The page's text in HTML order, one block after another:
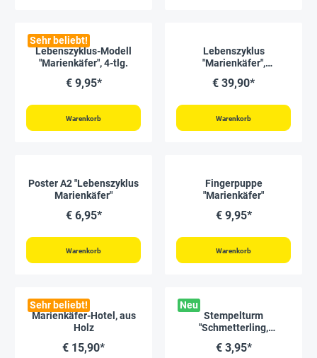
Sehr beliebt!
Lebenszyklus-Modell
"Marienkäfer", 4-tlg.
€ 9,95*
Warenkorb
Lebenszyklus
"Marienkäfer",
€ 39,90*
Warenkorb
Poster A2 "Lebenszyklus
Marienkäfer"
€ 6,95*
Warenkorb
Fingerpuppe
"Marienkäfer"
€ 9,95*
Warenkorb
Sehr beliebt!
Marienkäfer-Hotel, aus
Holz
€ 15,90*
Neu
Stempelturm
"Schmetterling,
Motive
€ 3,95*